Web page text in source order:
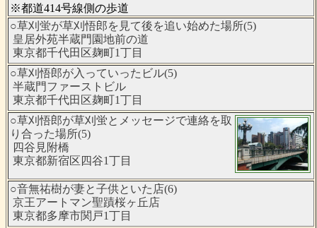
※都道414号線側の歩道
○草刈蛍が草刈悟郎を見て後を追い始めた場所(5)
皇居外苑半蔵門園地前の道
東京都千代田区麹町1丁目
○草刈悟郎が入っていったビル(5)
半蔵門ファーストビル
東京都千代田区麹町1丁目
○草刈悟郎が草刈蛍とメッセージで連絡を取
り合った場所(5)
四谷見附橋
東京都新宿区四谷1丁目
○音無祐樹が妻と子供といた店(6)
京王アートマン聖蹟桜ヶ丘店
東京都多摩市関戸1丁目